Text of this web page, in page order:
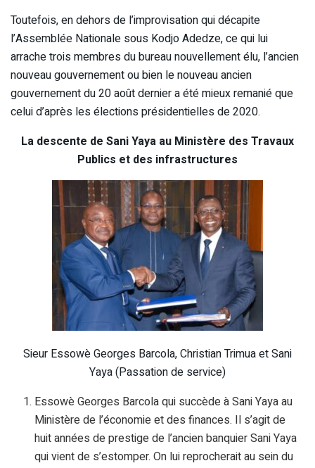
Toutefois, en dehors de l’improvisation qui décapite
l’Assemblée Nationale sous Kodjo Adedze, ce qui lui
arrache trois membres du bureau nouvellement élu, l’ancien
nouveau gouvernement ou bien le nouveau ancien
gouvernement du 20 août dernier a été mieux remanié que
celui d’après les élections présidentielles de 2020.
La descente de Sani Yaya au Ministère des Travaux
Publics et des infrastructures
Sieur Essowè Georges Barcola, Christian Trimua et Sani
Yaya (Passation de service)
Essowè Georges Barcola qui succède à Sani Yaya au
Ministère de l’économie et des finances. Il s’agit de
huit années de prestige de l’ancien banquier Sani Yaya
qui vient de s’estomper. On lui reprocherait au sein du